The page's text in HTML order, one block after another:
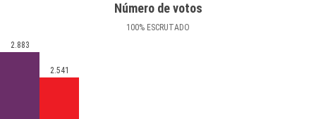
Número de votos
100% ESCRUTADO
2.883
2.541